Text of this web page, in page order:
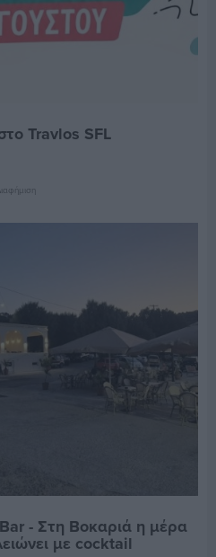
Travlos SFL
- Στη Βοκαριά η μέρα
με cocktail